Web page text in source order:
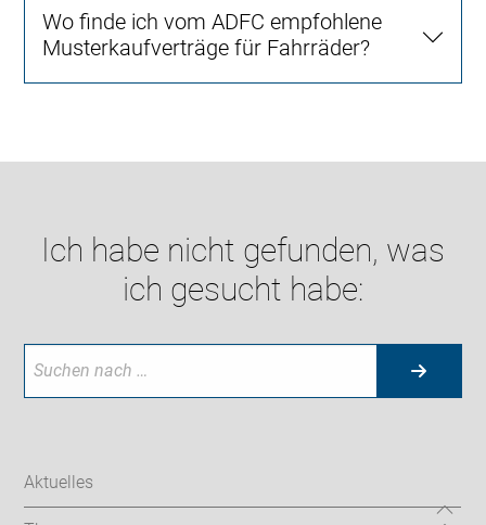
Wo finde ich vom ADFC empfohlene
Musterkaufverträge für Fahrräder?
Ich habe nicht gefunden, was
ich gesucht habe:
Aktuelles